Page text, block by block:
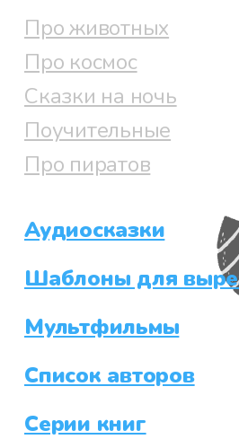
Про животных
Про космос
Сказки на ночь
Поучительные
Про пиратов
Аудиосказки
Шаблоны для
Мультфильмы
Список авторов
Серии книг